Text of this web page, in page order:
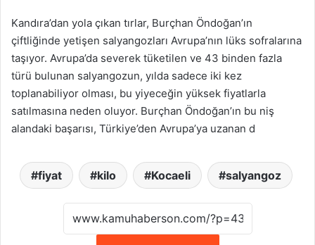
Kandıra’dan yola çıkan tırlar, Burçhan Öndoğan’ın
çiftliğinde yetişen salyangozları Avrupa’nın lüks sofralarına
taşıyor. Avrupa’da severek tüketilen ve 43 binden fazla
türü bulunan salyangozun, yılda sadece iki kez
toplanabiliyor olması, bu yiyeceğin yüksek fiyatlarla
satılmasına neden oluyor. Burçhan Öndoğan’ın bu niş
alandaki başarısı, Türkiye’den Avrupa’ya uzanan d
fiyat kilo Kocaeli salyangoz